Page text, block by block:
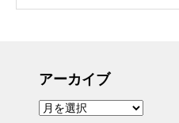
アーカイブ
ア
ー